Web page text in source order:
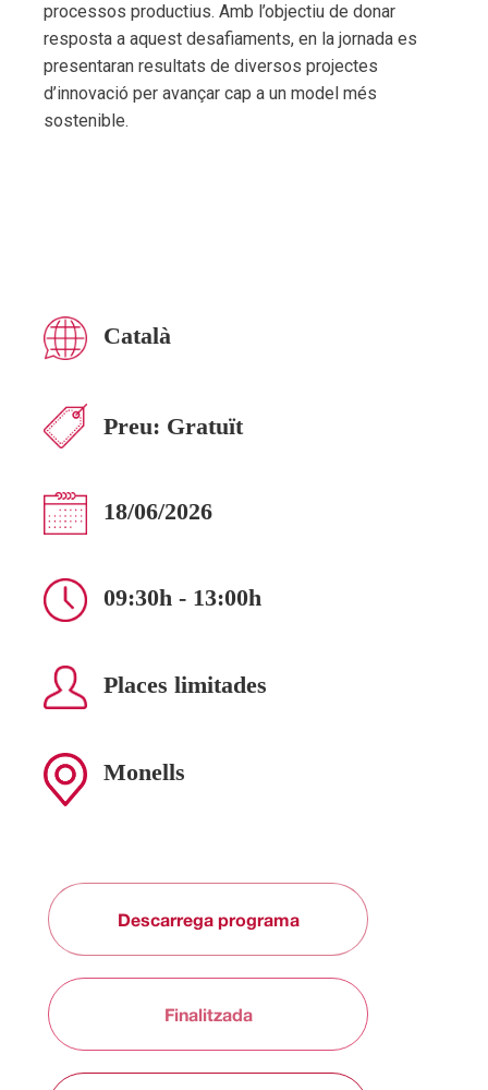
processos productius. Amb l’objectiu de donar
resposta a aquest desafiaments, en la jornada es
presentaran resultats de diversos projectes
d’innovació per avançar cap a un model més
sostenible.
Català
Preu: Gratuït
18/06/2026
09:30h - 13:00h
Places limitades
Monells
Descarrega programa
Finalitzada